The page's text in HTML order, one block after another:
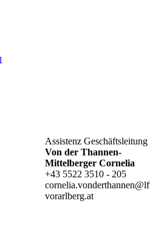
Assistenz Geschäftsleitung
Von der Thannen-
Mittelberger Cornelia
+43 5522 3510 - 205
vorarlberg.at